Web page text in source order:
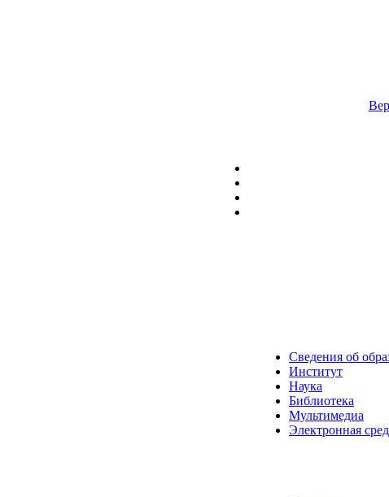
Сведения об
Институт
Наука
Библиотека
Мультимедиа
Электронная